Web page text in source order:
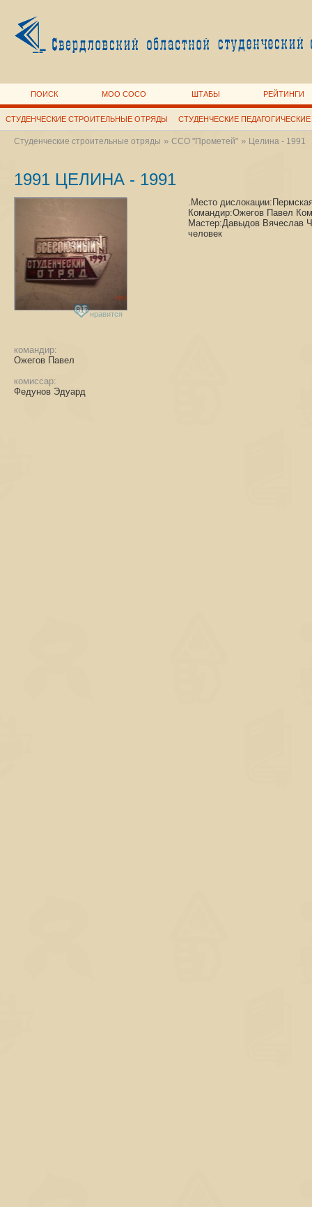
ПОИСК МОО СОСО ШТАБЫ РЕЙТИНГИ
СТУДЕНЧЕСКИЕ СТРОИТЕЛЬНЫЕ ОТРЯДЫ СТУДЕНЧЕСКИЕ
Студенческие строительные отряды » ССО "Прометей"» Целина - 1991
1991 ЦЕЛИНА - 1991
817 нравится
командир:
Ожегов Павел
комиссар:
Федунов Эдуард
.Место
Командир:Ожегов Павел
Мастер:Давыдов Вячеслав
человек